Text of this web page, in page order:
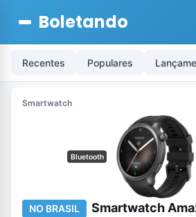
Boletando
Recentes Populares
Smartwatch
Bluetooth
NO BRASIL
Smartwatch